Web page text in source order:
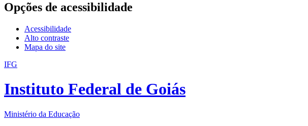
Opções de acessibilidade
Acessibilidade
Alto contraste
Mapa do site
IFG
Instituto Federal de Goiás
Ministério da Educação